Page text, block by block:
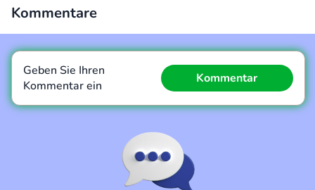
Kommentare
Geben Sie Ihren
Kommentar ein
Kommentar